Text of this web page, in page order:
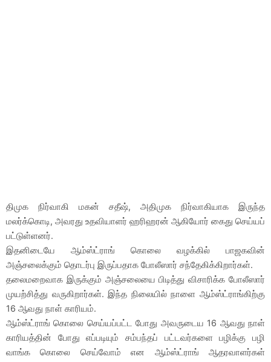
திமுக நிர்வாகி மகன் சதீஷ், அதிமுக நிர்வாகியாக இருந்த
மலர்க்கொடி, அவரது உதவியாளர் ஹரிஹரன் ஆகியோர் கைது செய்யப்
பட்டுள்ளனர்.
இதனிடையே ஆம்ஸ்ட்ராங் கொலை வழக்கில் பாஜகவின்
அஞ்சலைக்கும் தொடர்பு இருப்பதாக போலீஸார் சந்தேகிக்கிறார்கள்.
தலைமறைவாக இருக்கும் அஞ்சலையை பிடித்து விசாரிக்க போலீஸார்
முயற்சித்து வருகிறார்கள். இந்த நிலையில் நாளை ஆம்ஸ்ட்ராங்கிற்கு
16 ஆவது நாள் காரியம்.
ஆம்ஸ்ட்ராங் கொலை செய்யப்பட்ட போது அவருடைய 16 ஆவது நாள்
காரியத்தின் போது எப்படியும் சம்பந்தப் பட்டவர்களை பழிக்கு பழி
வாங்க கொலை செய்வோம் என ஆம்ஸ்ட்ராங் ஆதரவாளர்கள்